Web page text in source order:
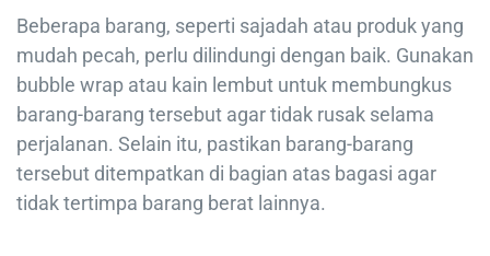
Beberapa barang, seperti sajadah atau produk yang
mudah pecah, perlu dilindungi dengan baik. Gunakan
bubble wrap atau kain lembut untuk membungkus
barang-barang tersebut agar tidak rusak selama
perjalanan. Selain itu, pastikan barang-barang
tersebut ditempatkan di bagian atas bagasi agar
tidak tertimpa barang berat lainnya.